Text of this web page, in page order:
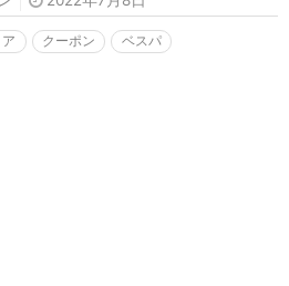
クーポン ベスパ